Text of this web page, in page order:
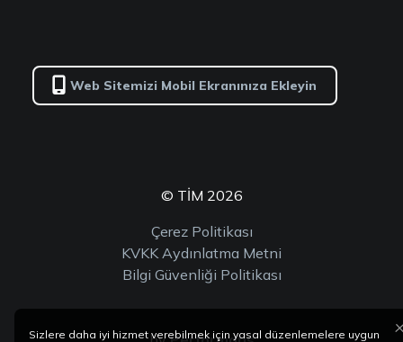
Web Sitemizi Mobil Ekranınıza Ekleyin
© TİM 2026
Çerez Politikası
KVKK Aydınlatma Metni
Bilgi Güvenliği Politikası
Sizlere daha iyi hizmet verebilmek için yasal düzenlemelere uygun